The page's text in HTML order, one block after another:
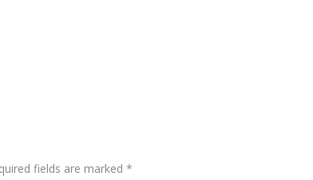
fields are marked *